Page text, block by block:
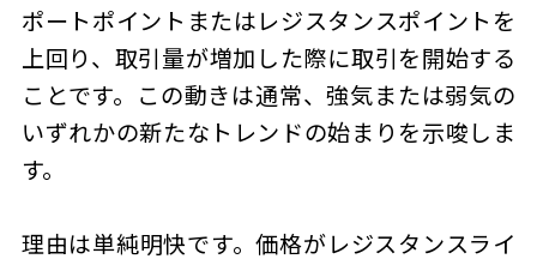
ポートポイントまたはレジスタンスポイントを
上回り、取引量が増加した際に取引を開始する
ことです。この動きは通常、強気または弱気の
いずれかの新たなトレンドの始まりを示唆しま
す。
理由は単純明快です。価格がレジスタンスライ